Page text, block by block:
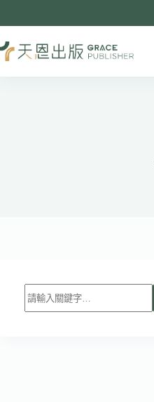
至
找
不